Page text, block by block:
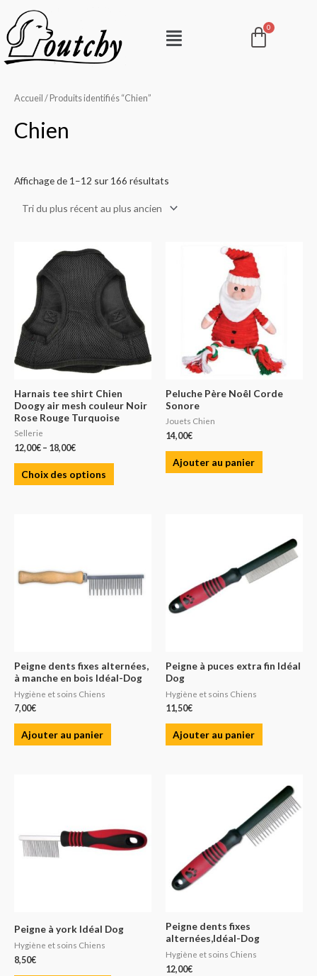
contenu
Menu
Accueil / Produits identifiés “Chien”
Chien
Affichage de 1–12 sur 166 résultats
Harnais tee shirt Chien
Doogy air mesh couleur Noir
Rose Rouge Turquoise
Sellerie
12,00€ – 18,00€
Choix des options
Peluche Père Noêl Corde
Sonore
Jouets Chien
14,00€
Ajouter au panier
Peigne dents fixes alternées,
à manche en bois Idéal-Dog
Hygiène et soins Chiens
7,00€
Ajouter au panier
Peigne à puces extra fin Idéal
Dog
Hygiène et soins Chiens
11,50€
Ajouter au panier
Peigne à york Idéal Dog
Hygiène et soins Chiens
8,50€
Peigne dents fixes
alternées,Idéal-Dog
Hygiène et soins Chiens
12,00€